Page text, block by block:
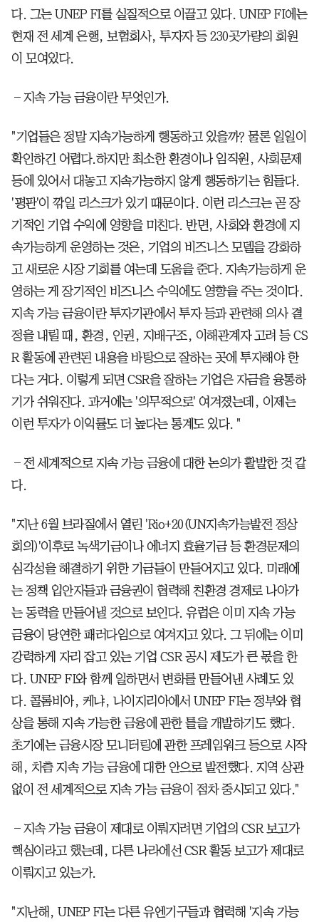
다. 그는 UNEP FI를 실질적으로 이끌고 있다. UNEP FI에는
현재 전 세계 은행, 보험회사, 투자자 등 230곳가량의 회원
이 모여있다.
―지속 가능 금융이란 무엇인가.
"기업들은 정말 지속가능하게 행동하고 있을까? 물론 일일이
확인하긴 어렵다.하지만 최소한 환경이나 임직원, 사회문제
등에 있어서 대놓고 지속가능하지 않게 행동하기는 힘들다.
'평판'이 깎일 리스크가 있기 때문이다. 이런 리스크는 곧 장
기적인 기업 수익에 영향을 미친다. 반면, 사회와 환경에 지
속가능하게 운영하는 것은, 기업의 비즈니스 모델을 강화하
고 새로운 시장 기회를 여는데 도움을 준다. 지속가능하게 운
영하는 게 장기적인 비즈니스 수익에도 영향을 주는 것이다.
지속 가능 금융이란 투자기관에서 투자 등과 관련해 의사 결
정을 내릴 때, 환경, 인권, 지배구조, 이해관계자 고려 등 CS
R 활동에 관련된 내용을 바탕으로 잘하는 곳에 투자해야 한
다는 거다. 이렇게 되면 CSR을 잘하는 기업은 자금을 융통하
기가 쉬워진다. 과거에는 '의무적으로' 여겨졌는데, 이제는
이런 투자가 이익률도 더 높다는 통계도 있다. "
―전 세계적으로 지속 가능 금융에 대한 논의가 활발한 것 같
다.
"지난 6월 브라질에서 열린 'Rio+20(UN지속가능발전 정상
회의)'이후로 녹색기금이나 에너지 효율기금 등 환경문제의
심각성을 해결하기 위한 기금들이 만들어지고 있다. 미래에
는 정책 입안자들과 금융권이 협력해 친환경 경제로 나아가
는 동력을 만들어낼 것으로 보인다. 유럽은 이미 지속 가능
금융이 당연한 패러다임으로 여겨지고 있다. 그 뒤에는 이미
강력하게 자리 잡고 있는 기업 CSR 공시 제도가 큰 몫을 한
다. UNEP FI와 함께 일하면서 변화를 만들어낸 사례도 있
다. 콜롬비아, 케냐, 나이지리아에서 UNEP FI는 정부와 협
상을 통해 지속 가능한 금융에 관한 틀을 개발하기도 했다.
초기에는 금융시장 모니터링에 관한 프레임워크 등으로 시작
해, 차츰 지속 가능 금융에 대한 안으로 발전했다. 지역 상관
없이 전 세계적으로 지속 가능 금융이 점차 중시되고 있다."
―지속 가능 금융이 제대로 이뤄지려면 기업의 CSR 보고가
핵심이라고 했는데, 다른 나라에선 CSR 활동 보고가 제대로
이뤄지고 있는가.
"지난해, UNEP FI는 다른 유엔기구들과 협력해 '지속 가능